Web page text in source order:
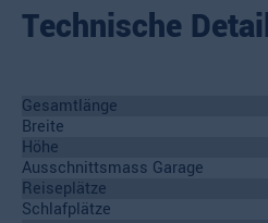
Technische
Gesamtlänge
Breite
Höhe
Ausschnittsmass Garage
Reiseplätze
Schlafplätze